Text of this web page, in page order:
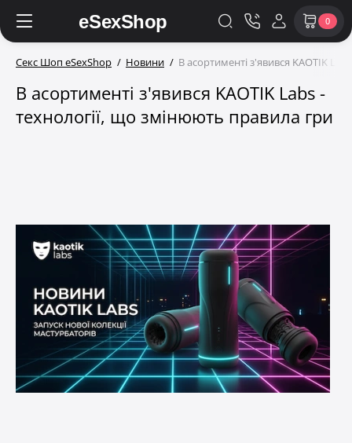
0
Секс Шоп eSexShop Новини В асортименті з'явився KAOTIK
В асортименті з'явився KAOTIK Labs -
технології, що змінюють правила гри